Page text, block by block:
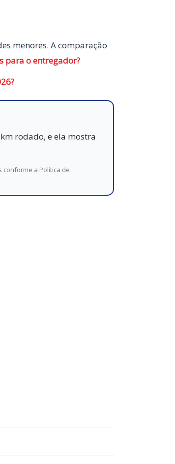
menores. A comparação
para o entregador?
rodado, e ela mostra
conforme a Política de